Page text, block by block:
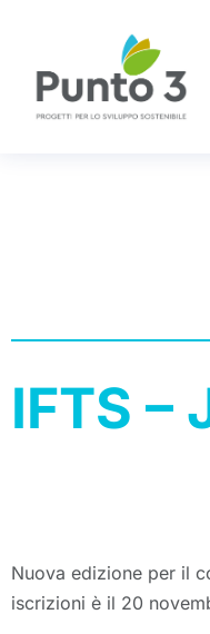
IFTS
Nuova edizione per il
iscrizioni è il 20